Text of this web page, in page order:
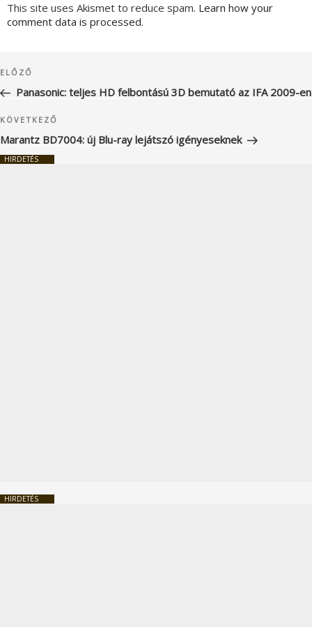
This site uses Akismet to reduce spam. Learn how your
comment data is processed.
navigáció
Korábbi
bejegyzés
ELŐZŐ
Panasonic: teljes HD felbontású 3D bemutató az IFA 2009-en
Következő
bejegyzés
KÖVETKEZŐ
Marantz BD7004: új Blu-ray lejátszó igényeseknek
HIRDETÉS
HIRDETÉS